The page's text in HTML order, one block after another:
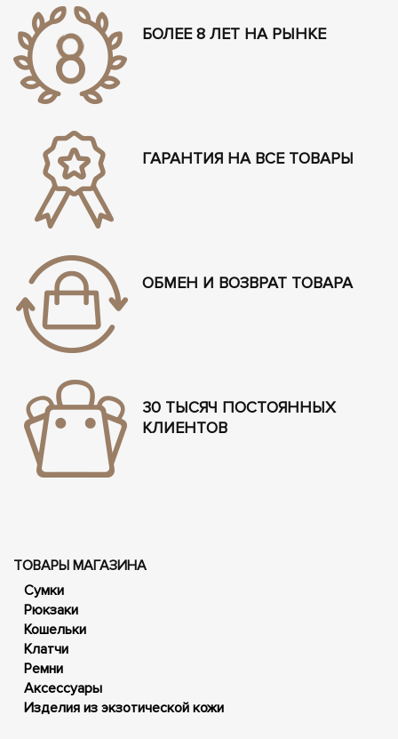
БОЛЕЕ 8 ЛЕТ НА РЫНКЕ
ГАРАНТИЯ НА ВСЕ ТОВАРЫ
ОБМЕН И ВОЗВРАТ ТОВАРА
30 ТЫСЯЧ ПОСТОЯННЫХ
КЛИЕНТОВ
ТОВАРЫ МАГАЗИНА
Сумки
Рюкзаки
Кошельки
Клатчи
Ремни
Аксессуары
Изделия из экзотической кожи